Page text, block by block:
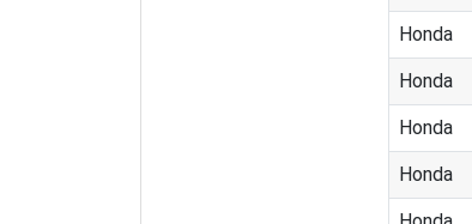
Honda
Honda
Honda
Honda